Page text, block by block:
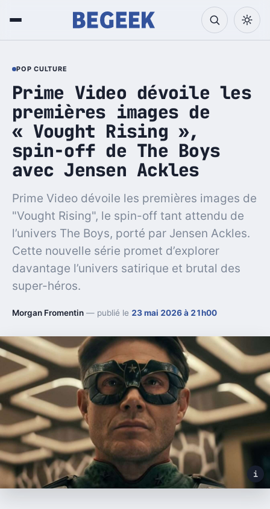
POP CULTURE
Prime Video dévoile les
premières images de
« Vought Rising »,
spin-off de The Boys
avec Jensen Ackles
Prime Video dévoile les premières images de
"Vought Rising", le spin-off tant attendu de
l’univers The Boys, porté par Jensen Ackles.
Cette nouvelle série promet d’explorer
davantage l’univers satirique et brutal des
super-héros.
Morgan Fromentin — publié le 23 mai 2026 à 21h00
i